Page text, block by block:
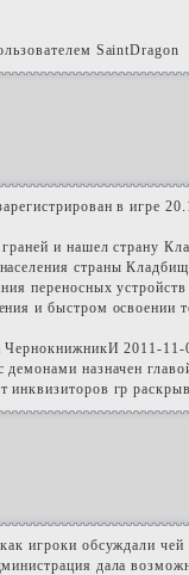
SaintDragon
в игре
и нашел страну
страны
переносных
и быстром освоении
ЧернокнижникИ 2011-
назначен
инквизиторов гр
игроки обсуждали
дала